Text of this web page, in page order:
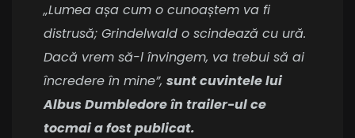
„Lumea așa cum o cunoaștem va fi
distrusă; Grindelwald o scindează cu ură.
Dacă vrem să-l învingem, va trebui să ai
încredere în mine”, sunt cuvintele lui
Albus Dumbledore în trailer-ul ce
tocmai a fost publicat.